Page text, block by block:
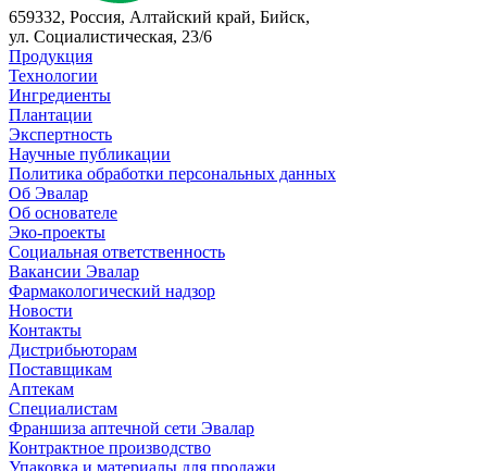
659332, Россия, Алтайский край, Бийск,
ул. Социалистическая, 23/6
Продукция
Технологии
Ингредиенты
Плантации
Экспертность
Научные публикации
Политика обработки персональных данных
Об Эвалар
Об основателе
Эко-проекты
Социальная ответственность
Вакансии Эвалар
Фармакологический надзор
Новости
Контакты
Дистрибьюторам
Поставщикам
Аптекам
Специалистам
Франшиза аптечной сети Эвалар
Контрактное производство
Упаковка и материалы для продажи